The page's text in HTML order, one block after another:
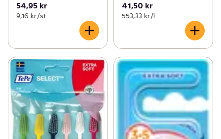
54,95 kr
9,16 kr /st
41,50 kr
553,33 kr /l